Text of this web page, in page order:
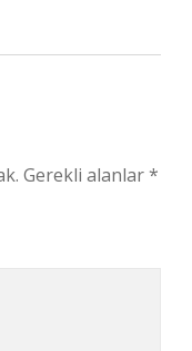
Gerekli alanlar*